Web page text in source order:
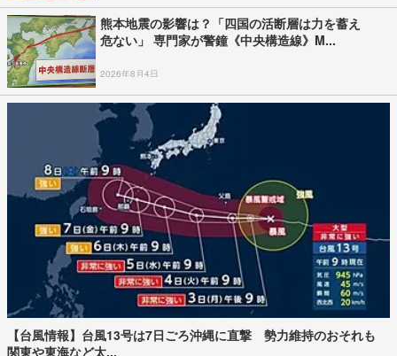
熊本地震の影響は？「四国の活断層は力を蓄え
危ない」 専門家が警鐘《中央構造線》M...
2026年8月4日
【台風情報】台風13号は7日ごろ沖縄に直撃 勢力維持のおそれも
関東や東海など太...